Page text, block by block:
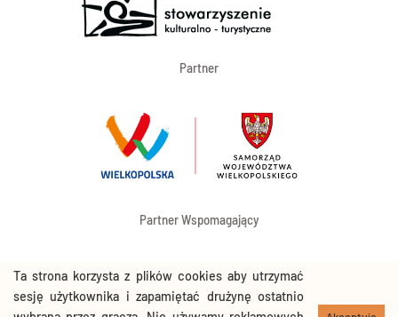
Partner
Partner Wspomagający
Ta strona korzysta z plików cookies aby utrzymać
sesję użytkownika i zapamiętać drużynę ostatnio